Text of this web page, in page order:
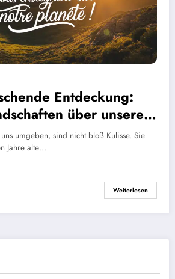
Entdeckung:
über unseren
umgeben, sind nicht bloß Kulisse. Sie
Jahre alte…
Weiterlesen